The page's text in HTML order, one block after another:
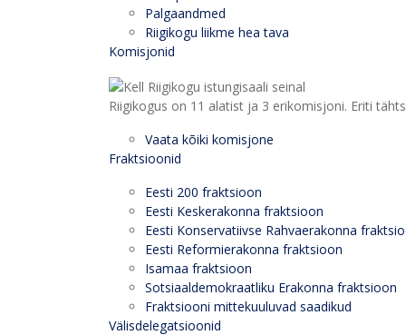
Palgaandmed
Riigikogu liikme hea tava
Komisjonid
Riigikogus on 11 alatist ja 3 erikomisjoni. Eriti
Vaata kõiki komisjone
Fraktsioonid
Eesti 200 fraktsioon
Eesti Keskerakonna fraktsioon
Eesti Konservatiivse Rahvaerakonna
Eesti Reformierakonna fraktsioon
Isamaa fraktsioon
Sotsiaaldemokraatliku Erakonna fraktsioon
Fraktsiooni mittekuuluvad saadikud
Välisdelegatsioonid